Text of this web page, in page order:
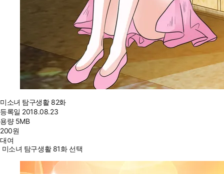
미소녀 탐구생활 82화
등록일 2018.08.23
용량 5MB
200원
대여
미소녀 탐구생활 81화 선택